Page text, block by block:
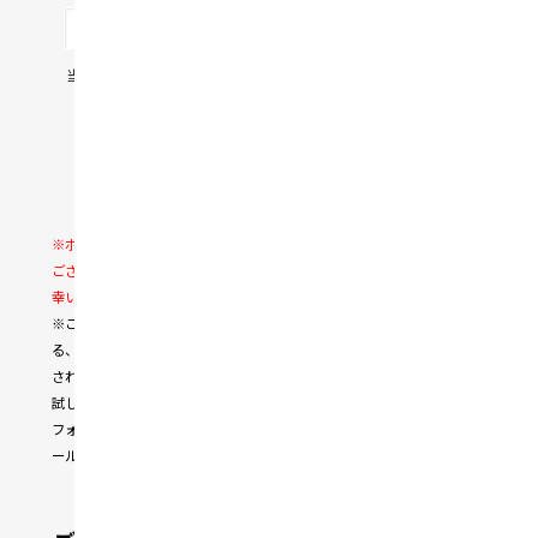
当社の
※ボタン押下後、登録完了画面に切り替わるまでお時間が掛かる場合が
ございます。お手数をおかけいたしますが、少々お待ちいただけますと
幸いです。
※この上にフォームが表示されていない場合は、Cookieを拒否してい
る、JavaScriptの実行を許可していない、または拡張機能によって遮断
されている可能性があります。設定を変更するか、他のブラウザにてお
試しください。
フォームが表示されない場合は
ールアドレスをご連絡ください。